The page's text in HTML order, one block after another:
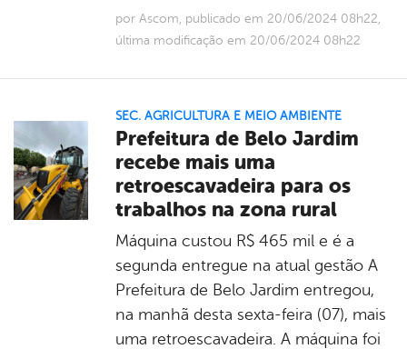
por Ascom, publicado em 20/06/2024 08h22,
última modificação em 20/06/2024 08h22
SEC. AGRICULTURA E MEIO AMBIENTE
Prefeitura de Belo Jardim
recebe mais uma
retroescavadeira para os
trabalhos na zona rural
Máquina custou R$ 465 mil e é a
segunda entregue na atual gestão A
Prefeitura de Belo Jardim entregou,
na manhã desta sexta-feira (07), mais
uma retroescavadeira. A máquina foi